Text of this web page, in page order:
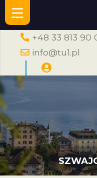
+48 33 813 90
info@tu1.pl